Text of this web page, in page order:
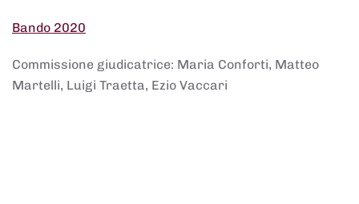
Bando 2020
Commissione giudicatrice: Maria Conforti, Matteo
Martelli, Luigi Traetta, Ezio Vaccari